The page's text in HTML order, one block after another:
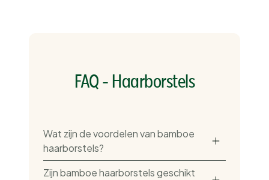
FAQ - Haarborstels
Wat zijn de voordelen van bamboe
haarborstels?
Zijn bamboe haarborstels geschikt